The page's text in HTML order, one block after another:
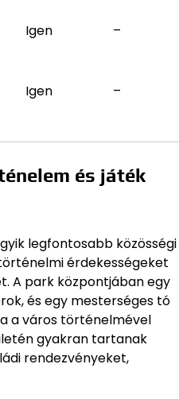
Igen –
Igen –
és játék
legfontosabb közösségi
érdekességeket
A park központjában egy
és egy mesterséges tó
a város történelmével
gyakran tartanak
rendezvényeket,